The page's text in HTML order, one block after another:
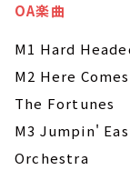
OA楽曲
M1 Hard
M2 Here
The Fortunes
M3 Jumpin'
Orchestra